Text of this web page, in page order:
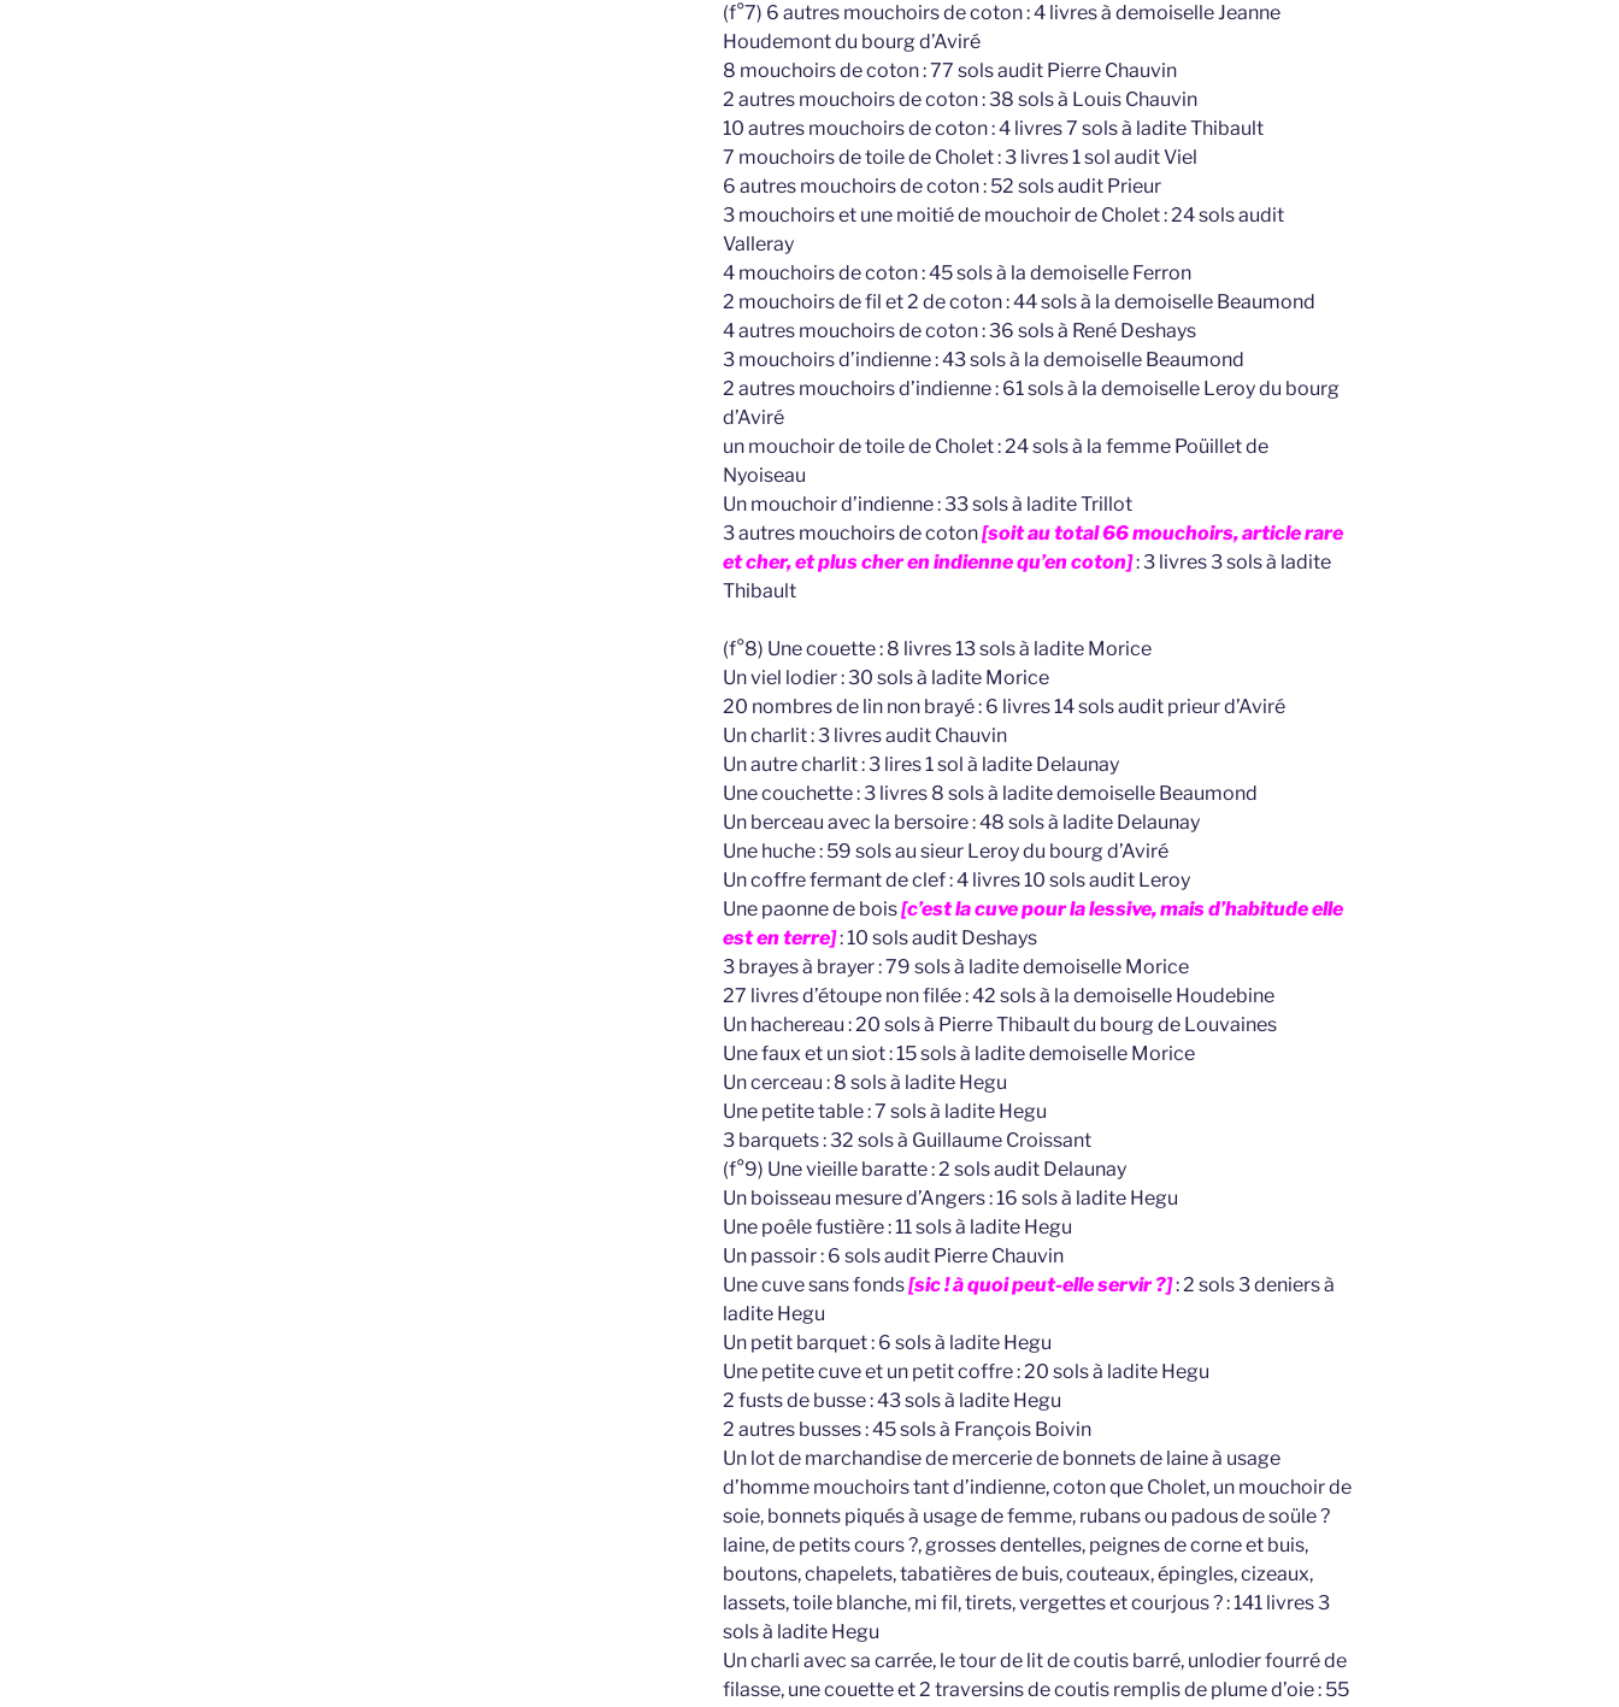
(f°7) 6 autres mouchoirs de coton : 4 livres à demoiselle Jeanne
Houdemont du bourg d’Aviré
8 mouchoirs de coton : 77 sols audit Pierre Chauvin
2 autres mouchoirs de coton : 38 sols à Louis Chauvin
10 autres mouchoirs de coton : 4 livres 7 sols à ladite Thibault
7 mouchoirs de toile de Cholet : 3 livres 1 sol audit Viel
6 autres mouchoirs de coton : 52 sols audit Prieur
3 mouchoirs et une moitié de mouchoir de Cholet : 24 sols audit
Valleray
4 mouchoirs de coton : 45 sols à la demoiselle Ferron
2 mouchoirs de fil et 2 de coton : 44 sols à la demoiselle Beaumond
4 autres mouchoirs de coton : 36 sols à René Deshays
3 mouchoirs d’indienne : 43 sols à la demoiselle Beaumond
2 autres mouchoirs d’indienne : 61 sols à la demoiselle Leroy du bourg
d’Aviré
un mouchoir de toile de Cholet : 24 sols à la femme Poüillet de
Nyoiseau
Un mouchoir d’indienne : 33 sols à ladite Trillot
3 autres mouchoirs de coton[soit au total 66 mouchoirs, article rare
et cher, et plus cher en indienne qu’en coton]: 3 livres 3 sols à ladite
Thibault
(f°8) Une couette : 8 livres 13 sols à ladite Morice
Un viel lodier : 30 sols à ladite Morice
20 nombres de lin non brayé : 6 livres 14 sols audit prieur d’Aviré
Un charlit : 3 livres audit Chauvin
Un autre charlit : 3 lires 1 sol à ladite Delaunay
Une couchette : 3 livres 8 sols à ladite demoiselle Beaumond
Un berceau avec la bersoire : 48 sols à ladite Delaunay
Une huche : 59 sols au sieur Leroy du bourg d’Aviré
Un coffre fermant de clef : 4 livres 10 sols audit Leroy
Une paonne de bois[c’est la cuve pour la lessive, mais d’habitude elle
est en terre]: 10 sols audit Deshays
3 brayes à brayer : 79 sols à ladite demoiselle Morice
27 livres d’étoupe non filée : 42 sols à la demoiselle Houdebine
Un hachereau : 20 sols à Pierre Thibault du bourg de Louvaines
Une faux et un siot : 15 sols à ladite demoiselle Morice
Un cerceau : 8 sols à ladite Hegu
Une petite table : 7 sols à ladite Hegu
3 barquets : 32 sols à Guillaume Croissant
(f°9) Une vieille baratte : 2 sols audit Delaunay
Un boisseau mesure d’Angers : 16 sols à ladite Hegu
Une poêle fustière : 11 sols à ladite Hegu
Un passoir : 6 sols audit Pierre Chauvin
Une cuve sans fonds[sic ! à quoi peut-elle servir ?]: 2 sols 3 deniers à
ladite Hegu
Un petit barquet : 6 sols à ladite Hegu
Une petite cuve et un petit coffre : 20 sols à ladite Hegu
2 fusts de busse : 43 sols à ladite Hegu
2 autres busses : 45 sols à François Boivin
Un lot de marchandise de mercerie de bonnets de laine à usage
d’homme mouchoirs tant d’indienne, coton que Cholet, un mouchoir de
soie, bonnets piqués à usage de femme, rubans ou padous de soüle ?
laine, de petits cours ?, grosses dentelles, peignes de corne et buis,
boutons, chapelets, tabatières de buis, couteaux, épingles, cizeaux,
lassets, toile blanche, mi fil, tirets, vergettes et courjous ? : 141 livres 3
sols à ladite Hegu
Un charli avec sa carrée, le tour de lit de coutis barré, unlodier fourré de
filasse, une couette et 2 traversins de coutis remplis de plume d’oie : 55